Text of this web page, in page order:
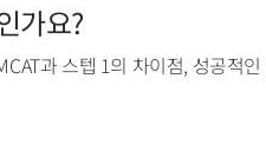
가요?
과 스텝 1의 차이점, 성공적